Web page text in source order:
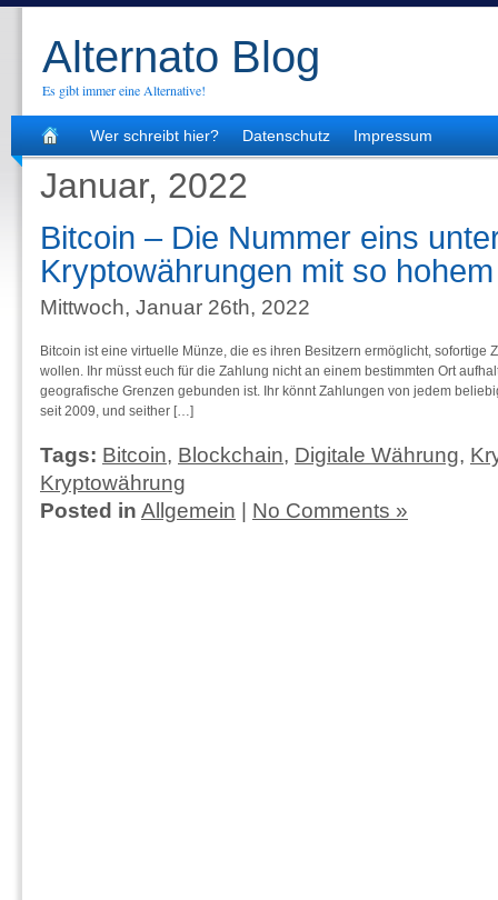
Alternato Blog
Es gibt immer eine Alternative!
Wer schreibt hier? Datenschutz Impressum
Januar, 2022
Bitcoin – Die Nummer eins
Kryptowährungen mit so
Mittwoch, Januar 26th, 2022
Bitcoin ist eine virtuelle Münze, die es ihren Besitzern ermöglicht, sofortige
wollen. Ihr müsst euch für die Zahlung nicht an einem bestimmten Ort
geografische Grenzen gebunden ist. Ihr könnt Zahlungen von jedem
seit 2009, und seither […]
Tags: Bitcoin, Blockchain, Digitale Währung,
Kryptowährung
Posted in Allgemein No Comments »